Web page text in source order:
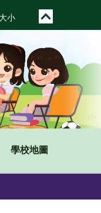
小
學校地圖